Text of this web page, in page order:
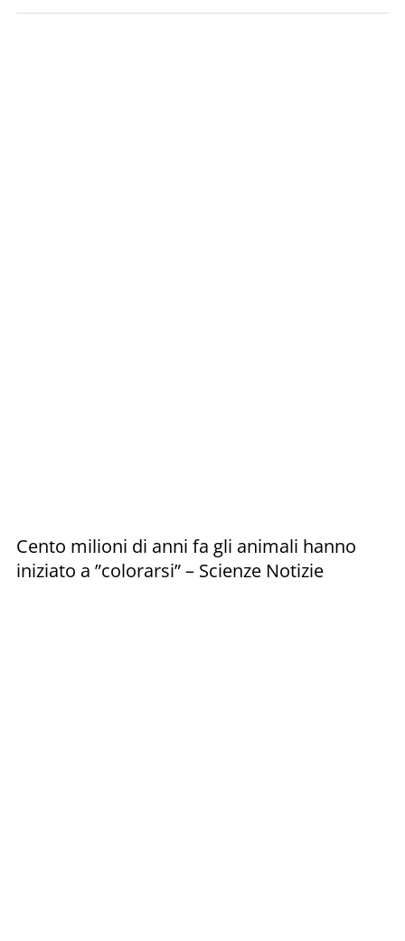
Cento milioni di anni fa gli animali hanno
iniziato a ”colorarsi” – Scienze Notizie